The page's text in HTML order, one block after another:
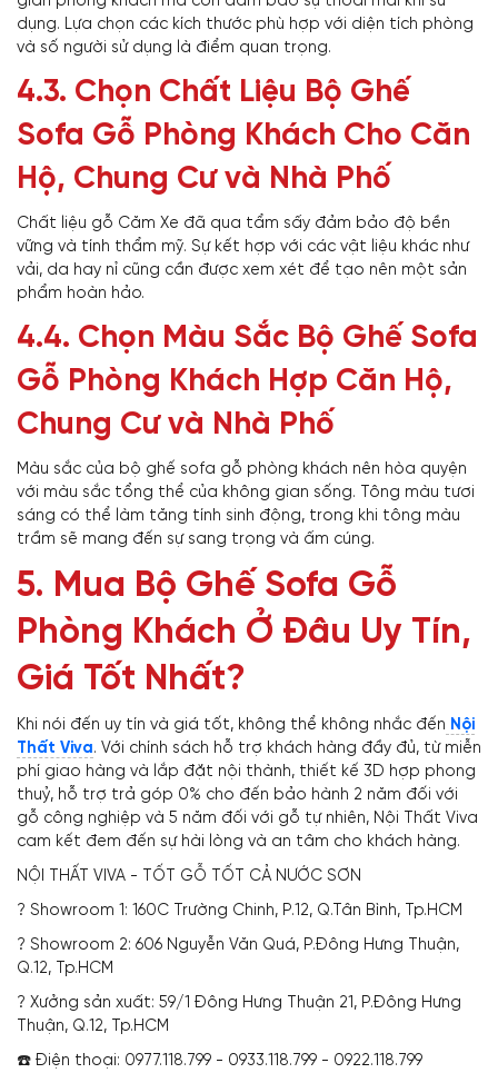
dụng. Lựa chọn các kích thước phù hợp với diện tích phòng
và số người sử dụng là điểm quan trọng.
4.3. Chọn Chất Liệu Bộ Ghế
Sofa Gỗ Phòng Khách Cho Căn
Hộ, Chung Cư và Nhà Phố
Chất liệu gỗ Căm Xe đã qua tẩm sấy đảm bảo độ bền
vững và tính thẩm mỹ. Sự kết hợp với các vật liệu khác như
vải, da hay nỉ cũng cần được xem xét để tạo nên một sản
phẩm hoàn hảo.
4.4. Chọn Màu Sắc Bộ Ghế Sofa
Gỗ Phòng Khách Hợp Căn Hộ,
Chung Cư và Nhà Phố
Màu sắc của bộ ghế sofa gỗ phòng khách nên hòa quyện
với màu sắc tổng thể của không gian sống. Tông màu tươi
sáng có thể làm tăng tính sinh động, trong khi tông màu
trầm sẽ mang đến sự sang trọng và ấm cúng.
5. Mua Bộ Ghế Sofa Gỗ
Phòng Khách Ở Đâu Uy Tín,
Giá Tốt Nhất?
Khi nói đến uy tín và giá tốt, không thể không nhắc đến Nội
Thất Viva. Với chính sách hỗ trợ khách hàng đầy đủ, từ miễn
phí giao hàng và lắp đặt nội thành, thiết kế 3D hợp phong
thuỷ, hỗ trợ trả góp 0% cho đến bảo hành 2 năm đối với
gỗ công nghiệp và 5 năm đối với gỗ tự nhiên, Nội Thất Viva
cam kết đem đến sự hài lòng và an tâm cho khách hàng.
NỘI THẤT VIVA - TỐT GỖ TỐT CẢ NƯỚC SƠN
? Showroom 1: 160C Trường Chinh, P.12, Q.Tân Bình, Tp.HCM
? Showroom 2: 606 Nguyễn Văn Quá, P.Đông Hưng Thuận,
Q.12, Tp.HCM
? Xưởng sản xuất: 59/1 Đông Hưng Thuận 21, P.Đông Hưng
Thuận, Q.12, Tp.HCM
☎️ Điện thoại: 0977.118.799 - 0933.118.799 - 0922.118.799